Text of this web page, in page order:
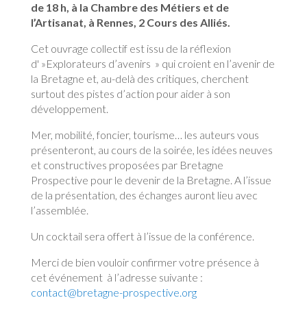
de 18 h, à la Chambre des Métiers et de
l’Artisanat, à Rennes, 2 Cours des Alliés.
Cet ouvrage collectif est issu de la réflexion
d' »Explorateurs d’avenirs » qui croient en l’avenir de
la Bretagne et, au-delà des critiques, cherchent
surtout des pistes d’action pour aider à son
développement.
Mer, mobilité, foncier, tourisme… les auteurs vous
présenteront, au cours de la soirée, les idées neuves
et constructives proposées par Bretagne
Prospective pour le devenir de la Bretagne. A l’issue
de la présentation, des échanges auront lieu avec
l’assemblée.
Un cocktail sera offert à l’issue de la conférence.
Merci de bien vouloir confirmer votre présence à
cet événement à l’adresse suivante :
contact@bretagne-prospective.org